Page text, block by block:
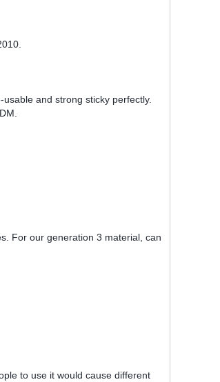
and strong sticky perfectly.
For our generation 3 material, can
to use it would cause different